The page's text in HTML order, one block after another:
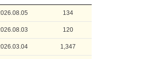
134
120
1,347